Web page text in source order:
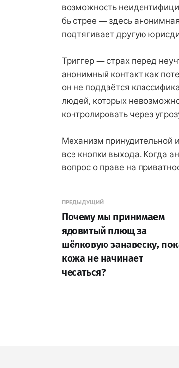
возможность
быстрее — здесь
подтягивает другую
Триггер — страх перед
анонимный контакт как
он не поддаётся
людей, которых
контролировать через
Механизм принудительной
все кнопки выхода. Когда
вопрос о праве на
ПРЕДЫДУЩИЙ
Почему мы принимаем
ядовитый плющ за
шёлковую занавеску,
кожа не начинает
чесаться?